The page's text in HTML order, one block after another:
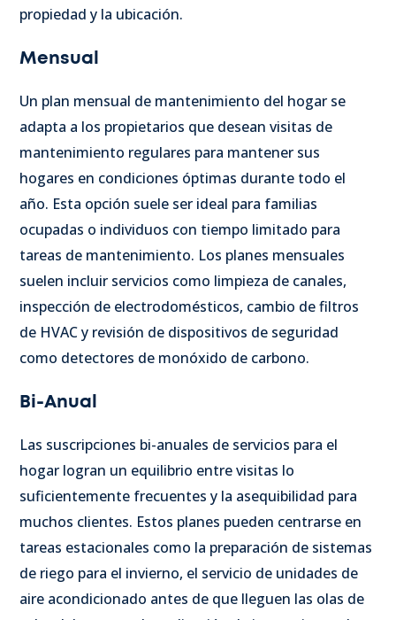
propiedad y la ubicación.
Mensual
Un plan mensual de mantenimiento del hogar se
adapta a los propietarios que desean visitas de
mantenimiento regulares para mantener sus
hogares en condiciones óptimas durante todo el
año. Esta opción suele ser ideal para familias
ocupadas o individuos con tiempo limitado para
tareas de mantenimiento. Los planes mensuales
suelen incluir servicios como limpieza de canales,
inspección de electrodomésticos, cambio de filtros
de HVAC y revisión de dispositivos de seguridad
como detectores de monóxido de carbono.
Bi-Anual
Las suscripciones bi-anuales de servicios para el
hogar logran un equilibrio entre visitas lo
suficientemente frecuentes y la asequibilidad para
muchos clientes. Estos planes pueden centrarse en
tareas estacionales como la preparación de sistemas
de riego para el invierno, el servicio de unidades de
aire acondicionado antes de que lleguen las olas de